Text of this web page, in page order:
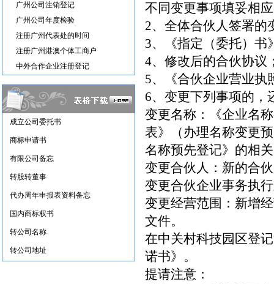
广州公司注销登记
广州公司年度检验
注册广州代表处的时间
注册广州港澳个体工商户
中外合作企业注册登记
成立公司委托书
商标申请书
有限公司备忘
转股转董事
代办周年申报表资料备忘
国内商标权书
转公司名称
转公司地址
不同变更事项填妥相
2、全体合伙人签署的
3、《指定（委托）书
4、修改后的合伙协议
5、《合伙企业营业执
6、变更下列事项的，
变更名称：《企业名
表》（办理名称变更
名称预先登记》的相
变更合伙人：新的合
变更合伙企业事务执
变更经营范围：新增
文件。
在中关村科技园区登
诺书》。
提请注意：